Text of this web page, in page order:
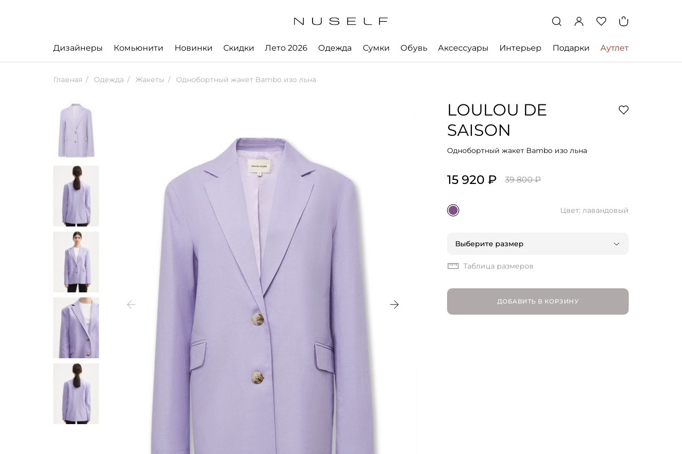
Дизайнеры Комьюнити Новинки Скидки Лето 2026 Одежда Сумки Обувь Аксессуары Интерьер Подарки Аутлет
Главная Одежда Жакеты Однобортный жакет Bambo изо льна
LOULOU DE
SAISON
Однобортный жакет Bambo изо льна
15 920 ₽ 39 800 ₽
Цвет: лавандовый
Выберите размер
XS | RU 42
S | RU 44
Таблица размеров
ДОБАВИТЬ В КОРЗИНУ